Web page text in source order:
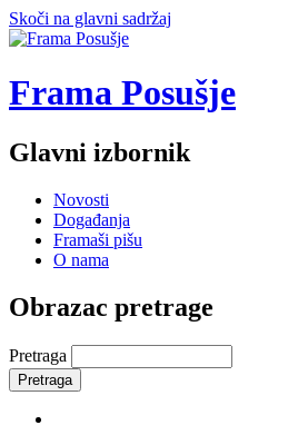
Skoči na glavni sadržaj
Frama Posušje
Glavni izbornik
Novosti
Događanja
Framaši pišu
O nama
Obrazac pretrage
Pretraga